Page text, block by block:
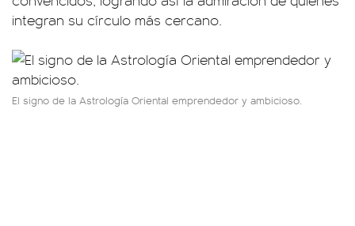
integran su círculo más cercano.
El signo de la Astrología Oriental emprendedor y ambicioso.